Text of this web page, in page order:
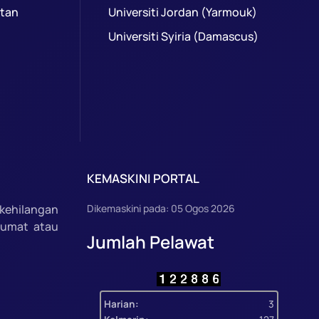
Universiti Jordan (Yarmouk)
Universiti Syiria (Damascus)
atau
KEMASKINI PORTAL
Dikemaskini pada: 05 Ogos 2026
Jumlah Pelawat
Harian:
3